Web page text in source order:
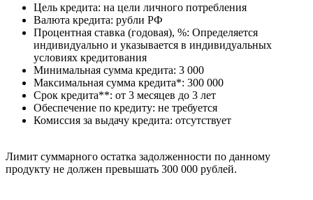
Цель кредита: на цели личного потребления
Валюта кредита: рубли РФ
Процентная ставка (годовая), %: Определяется
индивидуально и указывается в индивидуальных
условиях кредитования
Минимальная сумма кредита: 3 000
Максимальная сумма кредита*: 300 000
Срок кредита**: от 3 месяцев до 3 лет
Обеспечение по кредиту: не требуется
Комиссия за выдачу кредита: отсутствует
Лимит суммарного остатка задолженности по данному
продукту не должен превышать 300 000 рублей.